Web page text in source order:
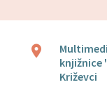
knjižnice
Križevci